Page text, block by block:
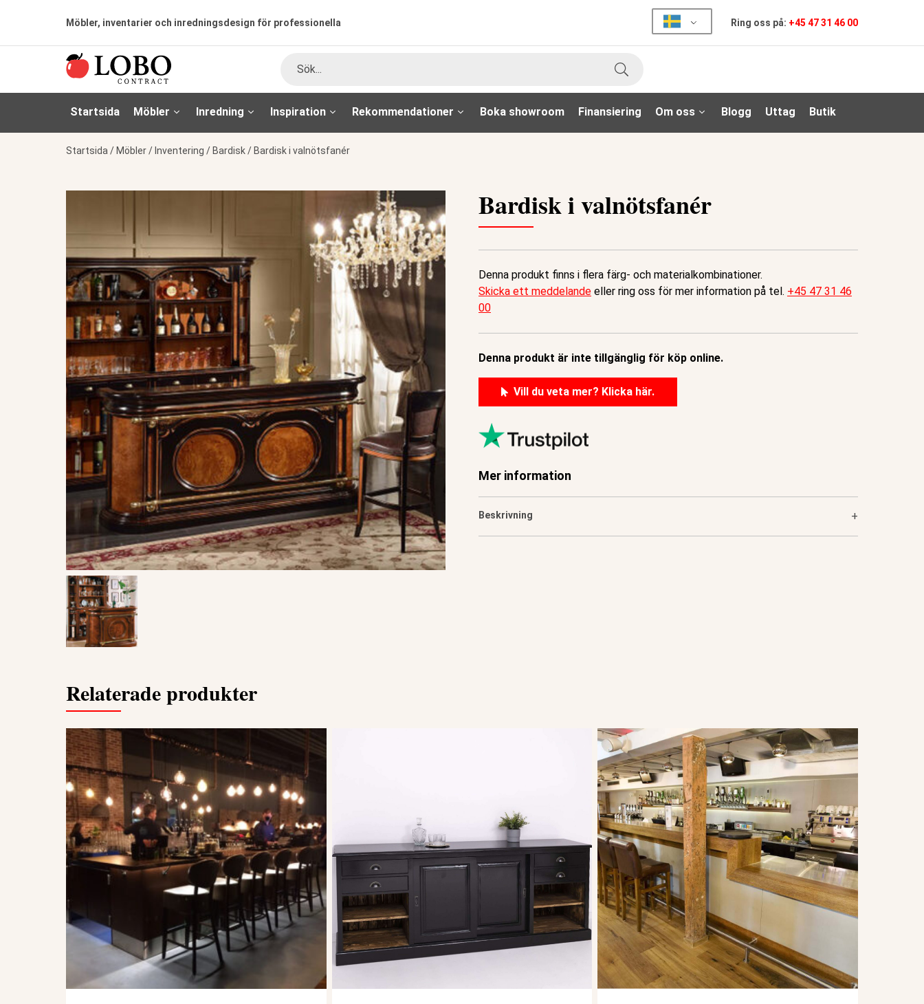
Möbler, inventarier och inredningsdesign för professionella Ring oss på: +45 47 31 46 00
Sök
Startsida Möbler Inredning Inspiration Rekommendationer Boka showroom Finansiering Om oss Blogg Uttag Butik
Startsida / Möbler/ Inventering / Bardisk/ Bardisk i valnötsfanér
Bardisk i valnötsfanér
Denna produkt finns i flera färg- och materialkombinationer.
Skicka ett meddelande eller ring oss för mer information på tel. +45 47 31 46
00
Denna produkt är inte tillgänglig för köp online.
Vill du veta mer? Klicka här.
Mer information
Beskrivning +
Relaterade produkter